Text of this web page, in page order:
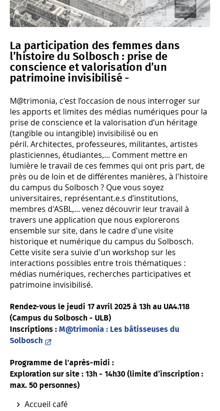
La participation des femmes dans
l’histoire du Solbosch : prise de
conscience et valorisation d’un
patrimoine invisibilisé -
M@trimonia, c'est l’occasion de nous interroger sur
les apports et limites des médias numériques pour la
prise de conscience et la valorisation d’un héritage
(tangible ou intangible) invisibilisé ou en
péril. Architectes, professeures, militantes, artistes
plasticiennes, étudiantes,... Comment mettre en
lumière le travail de ces femmes qui ont pris part, de
près ou de loin et de différentes manières, à l'histoire
du campus du Solbosch ? Que vous soyez
universitaires, représentant.e.s d’institutions,
membres d'ASBL,... venez découvrir leur travail à
travers une application que nous explorerons
ensemble sur site, dans le cadre d'une visite
historique et numérique du campus du Solbosch.
Cette visite sera suivie d'un workshop sur les
interactions possibles entre trois thématiques :
médias numériques, recherches participatives et
patrimoine invisibilisé.
Rendez-vous le jeudi 17 avril 2025 à 13h au UA4.118
(Campus du Solbosch - ULB)
Inscriptions : M@trimonia : Les bâtisseuses du
Solbosch
Programme de l'après-midi :
Exploration sur site : 13h - 14h30 (limite d’inscription :
max. 50 personnes)
Accueil café